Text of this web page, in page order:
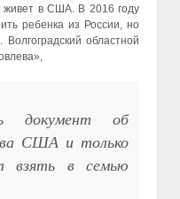
живет в США. В 2016 году
ребенка из России, но
областной
документ об
США и только
взять в семью